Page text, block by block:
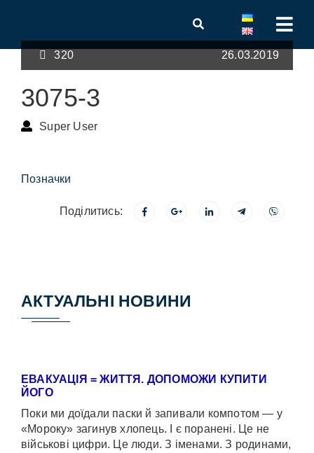
320 26.03.2019
3075-3
Super User
Позначки
Поділитись:
АКТУАЛЬНІ НОВИНИ
ЕВАКУАЦІЯ = ЖИТТЯ. ДОПОМОЖИ КУПИТИ
ЙОГО
Поки ми доїдали паски й запивали компотом — у
«Мороку» загинув хлопець. І є поранені. Це не
військові цифри. Це люди. З іменами. З родинами,